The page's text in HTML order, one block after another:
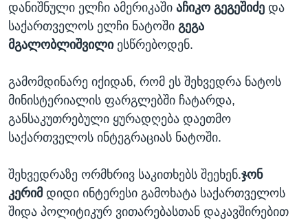
დანიშნული ელჩი ამერიკაში აჩიკო გეგეშიძე და
საქართველოს ელჩი ნატოში გეგა
მგალობლიშვილიესწრებოდენ.
გამომდინარე იქიდან, რომ ეს შეხვედრა ნატოს
მინისტერიალის ფარგლებში ჩატარდა,
განსაკუთრებული ყურადღება დაეთმო
საქართველოს ინტეგრაციას ნატოში.
შეხვედრაზე ორმხრივ საკითხებს შეეხენ.ჯონ
კერიმ დიდი ინტერესი გამოხატა საქართველოს
შიდა პოლიტიკურ ვითარებასთან დაკავშირებით